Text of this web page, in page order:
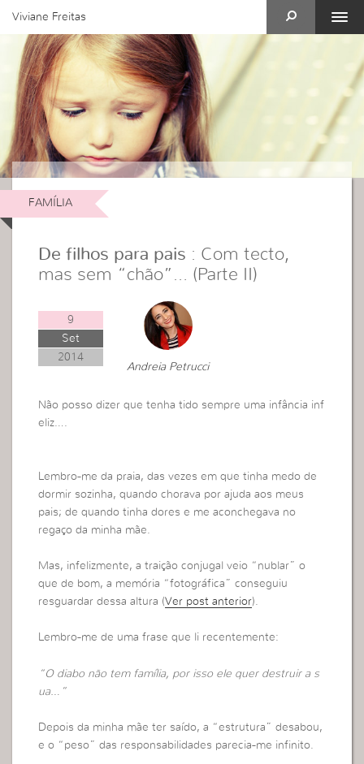
Viviane Freitas
FAMÍLIA
De filhos para pais : Com tecto,
mas sem “chão”… (Parte II)
9
Set
2014
Andreia Petrucci
Não posso dizer que tenha tido sempre uma infância inf
eliz….
Lembro-me da praia, das vezes em que tinha medo de
dormir sozinha, quando chorava por ajuda aos meus
pais; de quando tinha dores e me aconchegava no
regaço da minha mãe.
Mas, infelizmente, a traição conjugal veio “nublar” o
que de bom, a memória “fotográfica” conseguiu
resguardar dessa altura (Ver post anterior).
Lembro-me de uma frase que li recentemente:
“O diabo não tem família, por isso ele quer destruir a s
ua…”
Depois da minha mãe ter saído, a “estrutura” desabou,
e o “peso” das responsabilidades parecia-me infinito.